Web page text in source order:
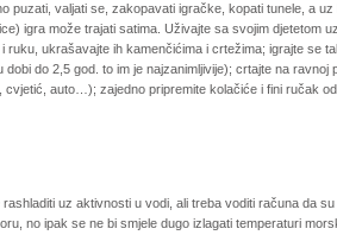
puzati, valjati se, zakopavati igračke, kopati tunele, a
igra može trajati satima. Uživajte sa svojim djetetom
ruku, ukrašavajte ih kamenčićima i crtežima; igrajte se
do 2,5 god. to im je najzanimljivije); crtajte na ravnoj
auto…); zajedno pripremite kolačiće i fini ručak od
uz aktivnosti u vodi, ali treba voditi računa da
no ipak se ne bi smjele dugo izlagati temperaturi